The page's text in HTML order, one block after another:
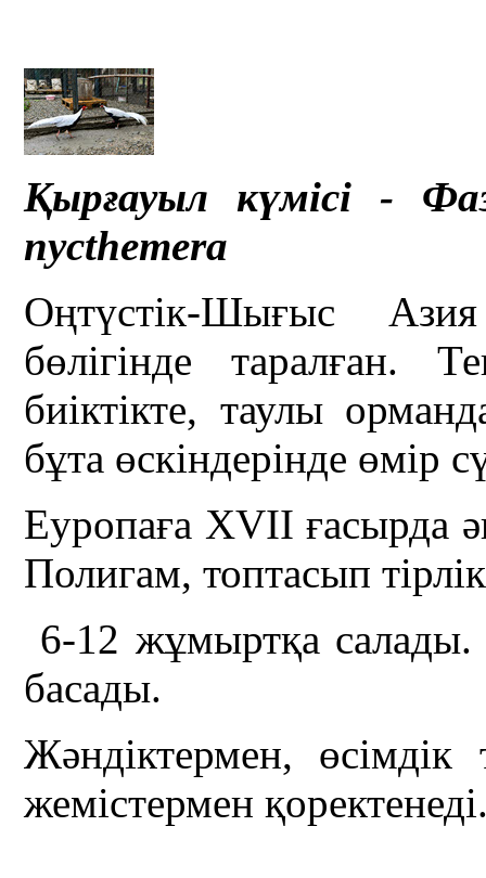
Қырғауыл күмісі -
nycthemera
Оңтүстік-Шығыс
бөлігінде таралған.
биіктікте, таулы
бұта өскіндерінде өмір
Еуропаға XVII ғасырда
Полигам, топтасып
6-12 жұмыртқа
басады.
Жәндіктермен,
жемістермен